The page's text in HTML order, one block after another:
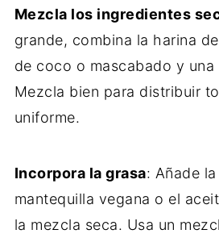
Mezcla los ingredientes
grande, combina la harina
de coco o mascabado y una
Mezcla bien para distribuir
uniforme.
Incorpora la grasa: Añade
mantequilla vegana o el
la mezcla seca. Usa un